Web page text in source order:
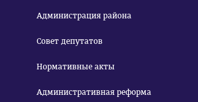
Администрация района
Совет депутатов
Нормативные акты
Административная реформа